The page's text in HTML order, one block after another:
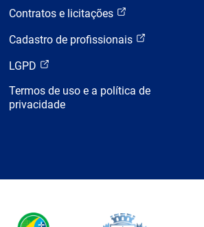
Contratos e licitações
Cadastro de profissionais
LGPD
Termos de uso e a política de
privacidade